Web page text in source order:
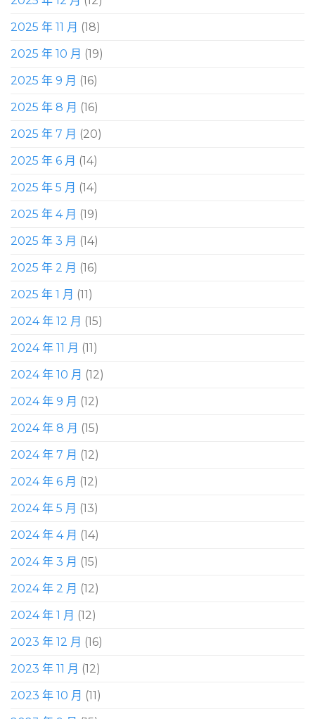
2025 年 11 月 (18)
2025 年 10 月 (19)
2025 年 9 月 (16)
2025 年 8 月 (16)
2025 年 7 月 (20)
2025 年 6 月 (14)
2025 年 5 月 (14)
2025 年 4 月 (19)
2025 年 3 月 (14)
2025 年 2 月 (16)
2025 年 1 月 (11)
2024 年 12 月 (15)
2024 年 11 月 (11)
2024 年 10 月 (12)
2024 年 9 月 (12)
2024 年 8 月 (15)
2024 年 7 月 (12)
2024 年 6 月 (12)
2024 年 5 月 (13)
2024 年 4 月 (14)
2024 年 3 月 (15)
2024 年 2 月 (12)
2024 年 1 月 (12)
2023 年 12 月 (16)
2023 年 11 月 (12)
2023 年 10 月 (11)